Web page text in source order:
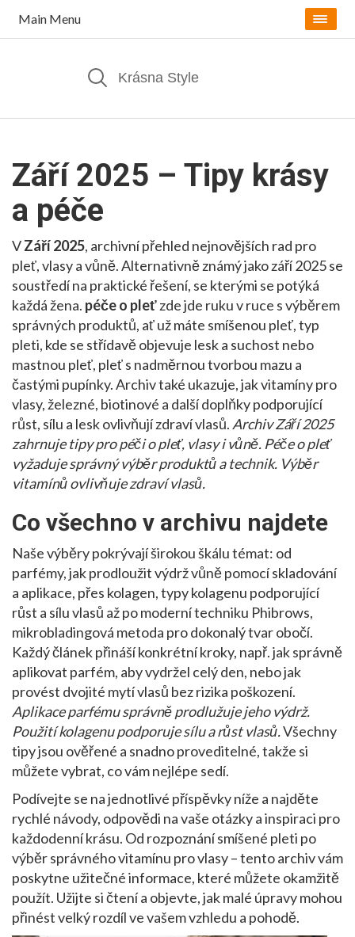
Main Menu
Září 2025 – Tipy krásy
a péče
VZáří 2025, archivní přehled nejnovějších rad pro
pleť, vlasy a vůně. Alternativně známý jakozáří 2025se
soustředí na praktické řešení, se kterými se potýká
každá žena. péče o pleťzde jde ruku v ruce s výběrem
správných produktů, ať už máte smíšenou pleť,typ
pleti, kde se střídavě objevuje lesk a suchost nebo
mastnou pleť, pleť s nadměrnou tvorbou mazu a
častými pupínky. Archiv také ukazuje, jakvitamíny pro
vlasy, železné, biotinové a další doplňky podporující
růst, sílu a leskovlivňují zdraví vlasů. Archiv Září 2025
zahrnuje tipy pro péči o pleť, vlasy i vůně. Péče o pleť
vyžaduje správný výběr produktů a technik. Výběr
vitamínů ovlivňuje zdraví vlasů.
Co všechno v archivu najdete
Naše výběry pokrývají širokou škálu témat: od
parfémy,jak prodloužit výdrž vůně pomocí skladování
a aplikace, přes kolagen,typy kolagenu podporující
růst a sílu vlasů až po moderní techniku Phibrows,
mikrobladingová metoda pro dokonalý tvar obočí.
Každý článek přináší konkrétní kroky, např. jak správně
aplikovat parfém, aby vydržel celý den, nebo jak
provést dvojité mytí vlasů bez rizika poškození.
Aplikace parfému správně prodlužuje jeho výdrž.
Použití kolagenu podporuje sílu a růst vlasů.Všechny
tipy jsou ověřené a snadno proveditelné, takže si
můžete vybrat, co vám nejlépe sedí.
Podívejte se na jednotlivé příspěvky níže a najděte
rychlé návody, odpovědi na vaše otázky a inspiraci pro
každodenní krásu. Od rozpoznání smíšené pleti po
výběr správného vitamínu pro vlasy – tento archiv vám
poskytne užitečné informace, které můžete okamžitě
použít. Užijte si čtení a objevte, jak malé úpravy mohou
přinést velký rozdíl ve vašem vzhledu a pohodě.